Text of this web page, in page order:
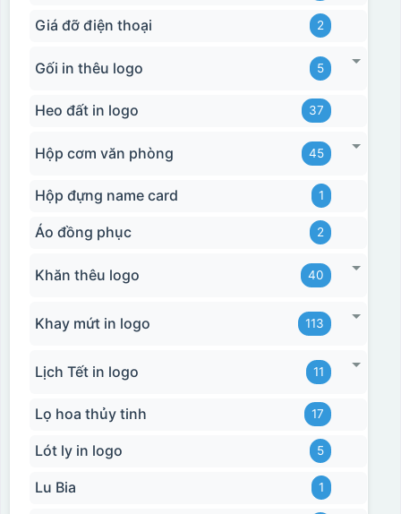
Giá đỡ điện thoại 2
Gối in thêu logo 5
Heo đất in logo 37
Hộp cơm văn phòng 45
Hộp đựng name card 1
Áo đồng phục 2
Khăn thêu logo 40
Khay mứt in logo 113
Lịch Tết in logo 11
Lọ hoa thủy tinh 17
Lót ly in logo 5
Lu Bia 1